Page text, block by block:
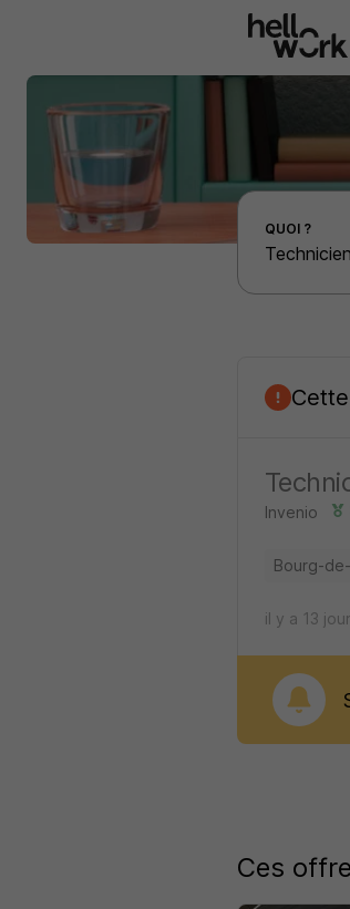
Effectuer une recherche d'emploi par localité
QUOI ?
Invenio
Bourg-
il y a 13
Ces